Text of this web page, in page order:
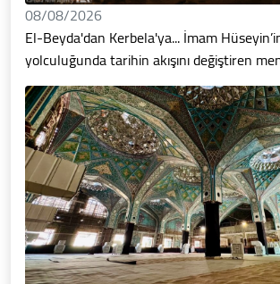
08/08/2026
El-Beyda'dan Kerbela'ya... İmam
yolculuğunda tarihin akışını değiştiren